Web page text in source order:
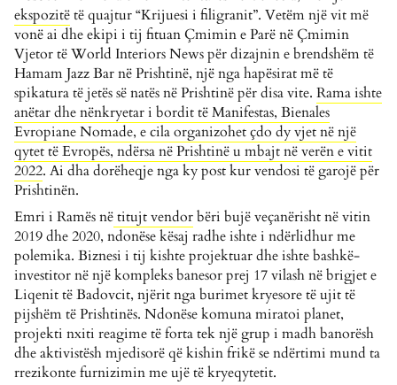
ekspozitëtë quajtur “Krijuesi i filigranit”. Vetëm një vit më
vonë ai dhe ekipi i tij fituan Çmimin e Parë në Çmimin
Vjetor të World Interiors News për dizajnin e brendshëm të
Hamam Jazz Bar në Prishtinë, një nga hapësirat më të
spikatura të jetës së natës në Prishtinë për disa vite. Rama ishte
anëtar dhe nënkryetar i bordit të Manifestas, Bienales
Evropiane Nomade, e cila organizohet çdo dy vjet në një
qytet të Evropës, ndërsa në Prishtinë u mbajt në verën e vitit
2022. Ai dha dorëheqje nga ky post kur vendosi të garojë për
Prishtinën.
Emri i Ramës nëtitujt vendorbëri bujë veçanërisht në vitin
2019 dhe 2020, ndonëse kësaj radhe ishte i ndërlidhur me
polemika. Biznesi i tij kishte projektuar dhe ishte bashkë-
investitor në një kompleks banesor prej 17 vilash në brigjet e
Liqenit të Badovcit, njërit nga burimet kryesore të ujit të
pijshëm të Prishtinës. Ndonëse komuna miratoi planet,
projekti nxiti reagime të forta tek një grup i madh banorësh
dhe aktivistësh mjedisorë që kishin frikë se ndërtimi mund ta
rrezikonte furnizimin me ujë të kryeqytetit.